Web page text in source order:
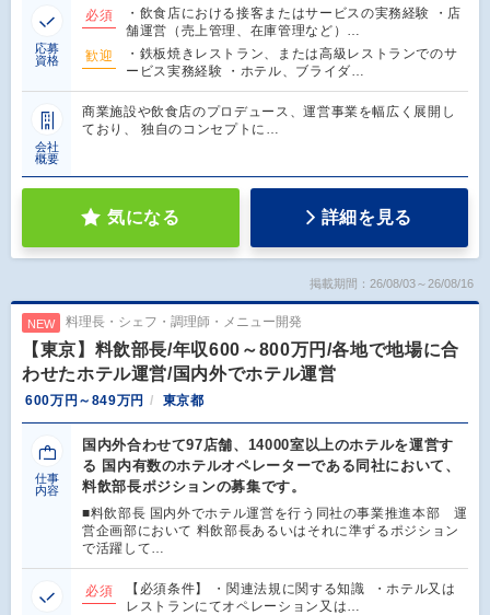
応募
資格
必須
・飲食店における接客またはサービスの実務経験 ・店
舗運営（売上管理、在庫管理など）…
歓迎
・鉄板焼きレストラン、または高級レストランでのサ
ービス実務経験 ・ホテル、ブライダ…
会社
概要
商業施設や飲食店のプロデュース、運営事業を幅広く展開し
ており、 独自のコンセプトに…
気になる 詳細を見る
掲載期間：26/08/03～26/08/16
NEW 料理長・シェフ・調理師・メニュー開発
【東京】料飲部長/年収600～800万円/各地で地場に合
わせたホテル運営/国内外でホテル運営
600万円～849万円 東京都
仕事
内容
国内外合わせて97店舗、14000室以上のホテルを運営す
る 国内有数のホテルオペレーターである同社において、
料飲部長ポジションの募集です。
■料飲部長 国内外でホテル運営を行う同社の事業推進本部 運
営企画部において 料飲部長あるいはそれに準ずるポジション
で活躍して…
必須
【必須条件】 ・関連法規に関する知識 ・ホテル又は
レストランにてオペレーション又は…